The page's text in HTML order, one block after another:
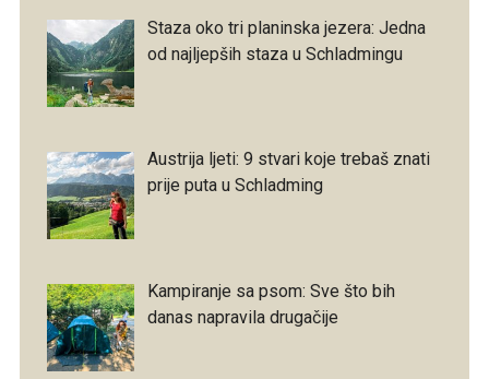
Staza oko tri planinska jezera: Jedna
od najljepših staza u Schladmingu
Austrija ljeti: 9 stvari koje trebaš znati
prije puta u Schladming
Kampiranje sa psom: Sve što bih
danas napravila drugačije